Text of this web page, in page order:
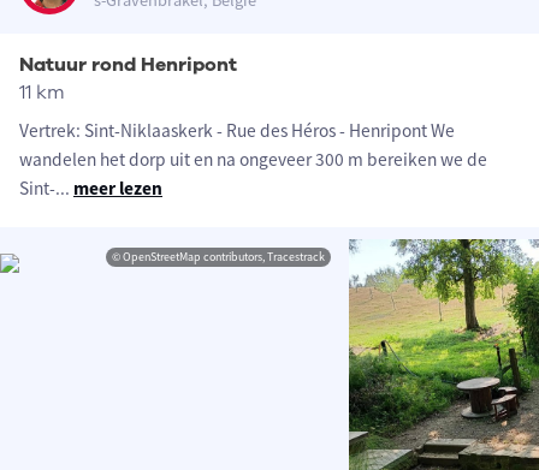
Natuur rond Henripont
11 km
Vertrek: Sint-Niklaaskerk - Rue des Héros - Henripont We
wandelen het dorp uit en na ongeveer 300 m bereiken we de
Sint-... meer lezen
© OpenStreetMap contributors, Tracestrack